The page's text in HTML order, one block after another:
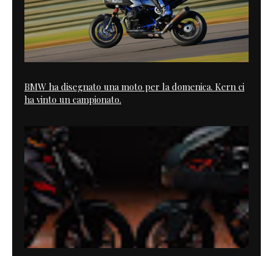
BMW ha disegnato una moto per la domenica. Kern ci
ha vinto un campionato.